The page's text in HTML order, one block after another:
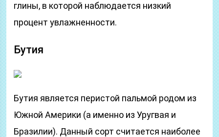
глины, в которой наблюдается низкий
процент увлажненности.
Бутия
Бутия является перистой пальмой родом из
Южной Америки (а именно из Уругвая и
Бразилии). Данный сорт считается наиболее